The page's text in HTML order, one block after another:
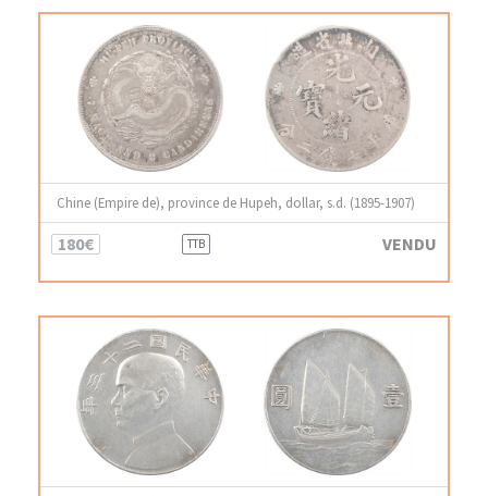
Chine (Empire de), province de Hupeh, dollar, s.d. (1895-1907)
180€ TTB VENDU